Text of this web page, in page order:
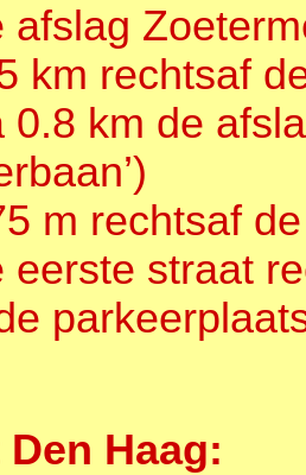
afslag
km rechtsaf
0.8 km de
m rechtsaf
eerste straat
Haag: